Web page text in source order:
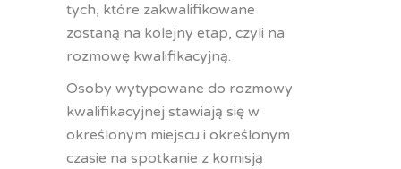
tych, które zakwalifikowane
zostaną na kolejny etap, czyli na
rozmowę kwalifikacyjną.
Osoby wytypowane do rozmowy
kwalifikacyjnej stawiają się w
określonym miejscu i określonym
czasie na spotkanie z komisją